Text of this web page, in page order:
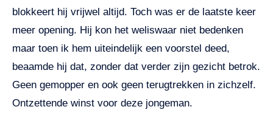
blokkeert hij vrijwel altijd. Toch was er de laatste keer
meer opening. Hij kon het weliswaar niet bedenken
maar toen ik hem uiteindelijk een voorstel deed,
beaamde hij dat, zonder dat verder zijn gezicht betrok.
Geen gemopper en ook geen terugtrekken in zichzelf.
Ontzettende winst voor deze jongeman.